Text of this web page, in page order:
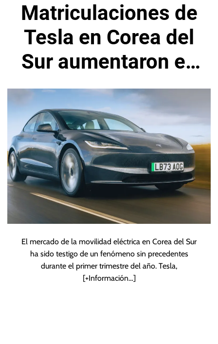
Matriculaciones de
Tesla en Corea del
Sur aumentaron en
marzo de 2026
El mercado de la movilidad eléctrica en Corea del Sur
ha sido testigo de un fenómeno sin precedentes
durante el primer trimestre del año. Tesla,
[+Información…]